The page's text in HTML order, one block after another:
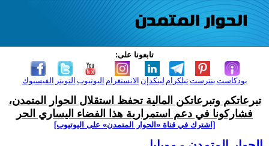
تابعونا على:
الفيسبوك التويتر اليوتيوب الانستغرام لينكدإن تيلكرامبنترست بودكاست
تبرعاتكم وتبرعاتكن المالية تحفظ استقلال الحوار المتمدن،
فشاركونا في دعم استمرارية هذا الفضاء اليساري الحر
[اشترك في قناة ‫«الحوار المتمدن» على اليوتيوب]